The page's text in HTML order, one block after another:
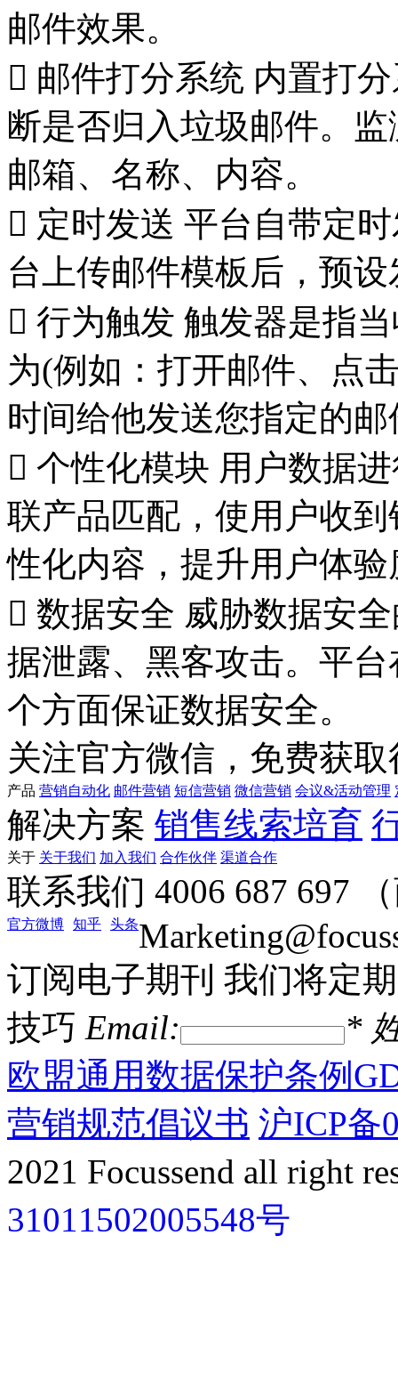
邮件效果。
 邮件打分系统 内置打
断是否归入垃圾邮件。
邮箱、名称、内容。
 定时发送 平台自带定
台上传邮件模板后，预
 行为触发 触发器是指
为(例如：打开邮件、点
时间给他发送您指定的邮
 个性化模块 用户数据
联产品匹配，使用户收
性化内容，提升用户体验
 数据安全 威胁数据安
据泄露、黑客攻击。平
个方面保证数据安全。
关注官方微信，免费获
产品 营销自动化 邮件营销 短信营销 微信营销 会议&活动管理
解决方案 销售线索培育
关于 关于我们 加入我们 合作伙伴 渠道合作
联系我们 4006 687 697
官方微博 知乎 头条
订阅电子期刊 我们将定
技巧 Email: *
欧盟通用数据保护条例
营销规范倡议书 沪ICP备
2021 Focussend all right
31011502005548号